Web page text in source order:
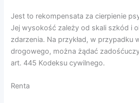
Jest to rekompensata za cierpienie
Jej wysokość zależy od skali szkód i
zdarzenia. Na przykład, w przypadku
drogowego, można żądać
art. 445 Kodeksu cywilnego.
Renta